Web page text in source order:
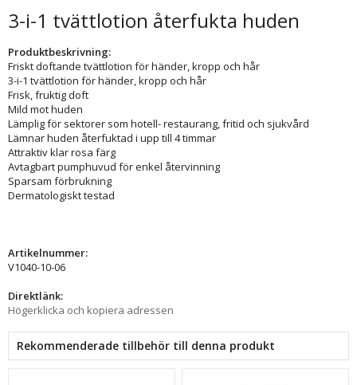
3-i-1 tvättlotion återfukta huden
Produktbeskrivning:
Friskt doftande tvättlotion för händer, kropp och hår
3-i-1 tvättlotion för händer, kropp och hår
Frisk, fruktig doft
Mild mot huden
Lämplig för sektorer som hotell- restaurang, fritid och sjukvård
Lämnar huden återfuktad i upp till 4 timmar
Attraktiv klar rosa färg
Avtagbart pumphuvud för enkel återvinning
Sparsam förbrukning
Dermatologiskt testad
Artikelnummer:
V1040-10-06
Direktlänk:
Högerklicka och kopiera adressen
Rekommenderade tillbehör till denna produkt